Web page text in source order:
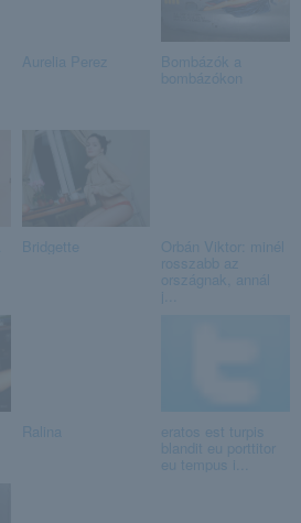
Aurelia Perez Bombázók a
bombázókon
Bridgette Orbán Viktor: minél
rosszabb az
országnak, annál
j...
Ralina eratos est turpis
blandit eu porttitor
eu tempus i...